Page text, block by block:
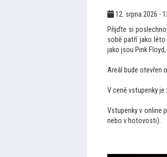
12. srpna 2026 -
Přijďte si
sobě patří jako léto
jako jsou Pink Floyd,
Areál bude otevřen
V ceně vstupenky je
Vstupenky v online
nebo v hotovosti).